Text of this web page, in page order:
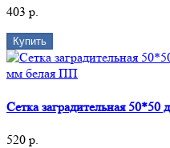
403 р.
Купить
Сетка заградительная
520 р.